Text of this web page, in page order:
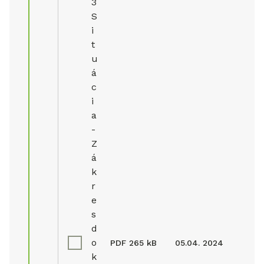
S
i
t
u
á
c
i
a
-
Z
á
k
r
e
s
d
o
k
PDF 265 kB 05.04. 2024